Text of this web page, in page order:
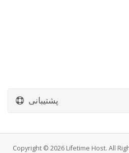
پشتیبانی
Copyright © 2026 Lifetime Host. All